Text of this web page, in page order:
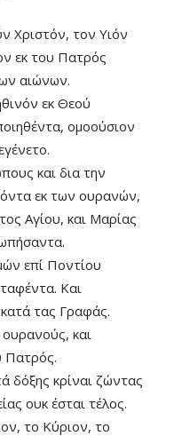
Χριστόν, τον Υιόν
εκ του Πατρός
αιώνων.
εκ Θεού
ομοούσιον
και δια την
εκ των ουρανών,
Αγίου, και Μαρίας
επί Ποντίου
Και
τας Γραφάς.
και
Πατρός.
δόξης κρίναι ζώντας
ουκ έσται τέλος.
το Κύριον, το